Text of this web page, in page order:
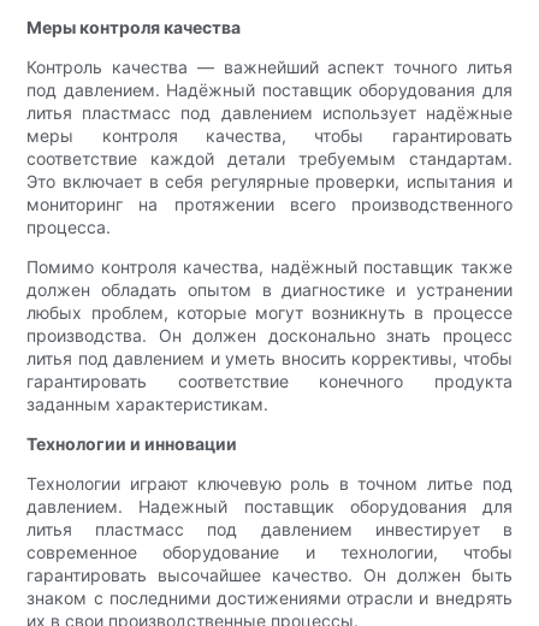
Меры контроля качества
Контроль качества — важнейший аспект точного литья
под давлением. Надёжный поставщик оборудования для
литья пластмасс под давлением использует надёжные
меры контроля качества, чтобы гарантировать
соответствие каждой детали требуемым стандартам.
Это включает в себя регулярные проверки, испытания и
мониторинг на протяжении всего производственного
процесса.
Помимо контроля качества, надёжный поставщик также
должен обладать опытом в диагностике и устранении
любых проблем, которые могут возникнуть в процессе
производства. Он должен досконально знать процесс
литья под давлением и уметь вносить коррективы, чтобы
гарантировать соответствие конечного продукта
заданным характеристикам.
Технологии и инновации
Технологии играют ключевую роль в точном литье под
давлением. Надежный поставщик оборудования для
литья пластмасс под давлением инвестирует в
современное оборудование и технологии, чтобы
гарантировать высочайшее качество. Он должен быть
знаком с последними достижениями отрасли и внедрять
их в свои производственные процессы.